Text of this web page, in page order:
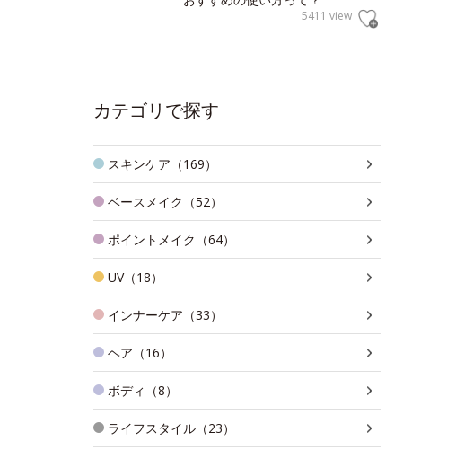
5411 view
カテゴリで探す
スキンケア（169）
ベースメイク（52）
ポイントメイク（64）
UV（18）
インナーケア（33）
ヘア（16）
ボディ（8）
ライフスタイル（23）